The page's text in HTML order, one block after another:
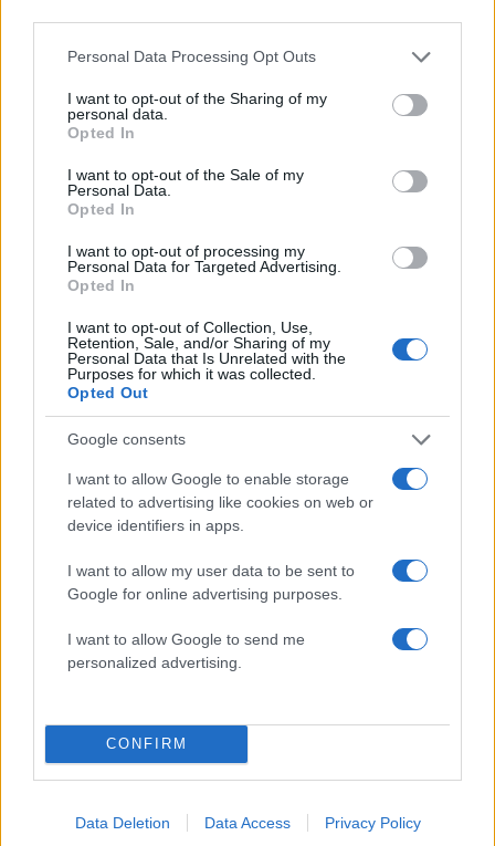
Please note that this website/app uses one or more Google
not limited to your visit or usage behaviour. You may click to
grant or deny consent to Google and its third-party tags to
use your data for below specified purposes in below Google
consent section.
Personal Data Processing Opt Outs
I want to opt-out of the Sharing of my
personal data.
Opted In
I want to opt-out of the Sale of my
Personal Data.
Opted In
I want to opt-out of processing my
Personal Data for Targeted Advertising.
Opted In
I want to opt-out of Collection, Use,
Retention, Sale, and/or Sharing of my
Personal Data that Is Unrelated with the
Purposes for which it was collected.
Opted Out
Google consents
I want to allow Google to enable storage
related to advertising like cookies on web or
device identifiers in apps.
I want to allow my user data to be sent to
Google for online advertising purposes.
I want to allow Google to send me
personalized advertising.
CONFIRM
Data Deletion Data Access Privacy Policy
Share:
ενημερωθείτε πρώτοι για όλη την ειδησεογραφία και τα
τελευταία νέατης ημέρας
Πιο δημοφιλή
Έφυγαν οι συνεργάτες, μένει η Μαρία
Καρυστιανού - Η επόμενη μέρα για την
«Ελπίδα για τη Δημοκρατία»
Ψάθα: «Δεν υπήρξε τεχνικό πρόβλημα με
τα δύο ελικόπτερα» κατέθεσαν ο Βρετανός
χειριστής και ο Έλληνας διερμηνέας
«Βαριά καμπάνα» στον 27χρονο τράπερ
που έτρεχε με 182 χιλιόμετρα την ώρα σε
δρόμο με όριο τα 80
Σαμοθράκη: «Μαμά νόμιζες ότι δε θα σε
ξαναδώ;» – Τα πρώτα λόγια του 22χρονου
που έπεσε σε κανάλι με καυτό νερό
στάχτη το όνειρο οικογένειας από τη
Βρετανία για μια νέα ζωή στην
Πελοπόννησο – «Δεν χάσαμε μόνο ένα
Πιο σχολιασμένα
Μητσοτάκης στην υπογραφή συμφωνίας
για την ηλεκτρική διασύνδεση Ελλάδας –